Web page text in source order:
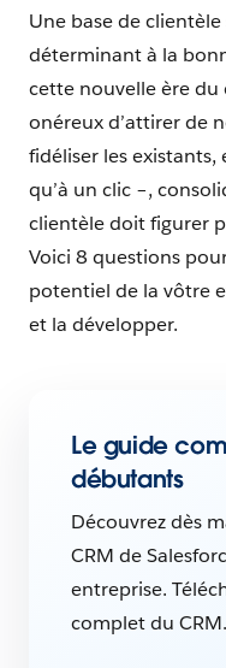
Une base de
déterminant à la
cette nouvelle ère
onéreux d’attirer de
fidéliser les
qu’à un clic –,
clientèle doit figurer
Voici 8 questions
potentiel de la vôtre
et la développer.
Le guide
débutants
Découvrez dès
CRM de
entreprise.
complet du CRM.